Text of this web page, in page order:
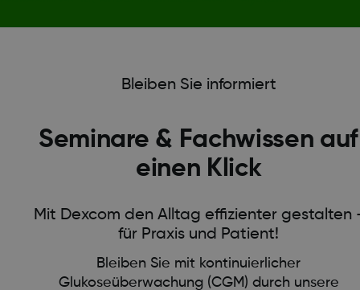
Bleiben Sie informiert
Seminare & Fachwissen auf
einen Klick
Mit Dexcom den Alltag effizienter gestalten
für Praxis und Patient!
Bleiben Sie mit kontinuierlicher
Glukoseüberwachung (CGM) durch unsere